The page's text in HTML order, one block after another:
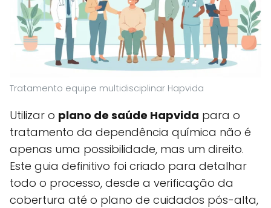
Tratamento equipe multidisciplinar Hapvida
Utilizar o plano de saúde Hapvida para o
tratamento da dependência química não é
apenas uma possibilidade, mas um direito.
Este guia definitivo foi criado para detalhar
todo o processo, desde a verificação da
cobertura até o plano de cuidados pós-alta,